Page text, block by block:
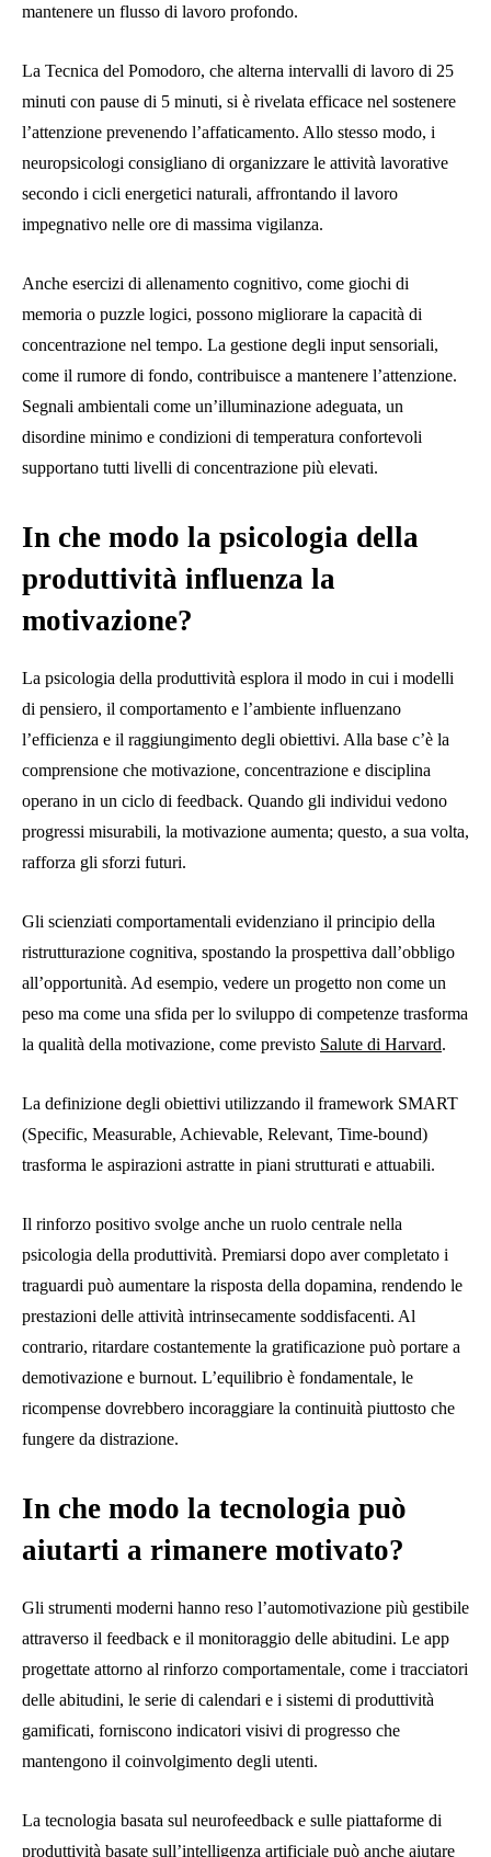
mantenere un flusso di lavoro profondo.
La Tecnica del Pomodoro, che alterna intervalli di lavoro di 25
minuti con pause di 5 minuti, si è rivelata efficace nel sostenere
l’attenzione prevenendo l’affaticamento. Allo stesso modo, i
neuropsicologi consigliano di organizzare le attività lavorative
secondo i cicli energetici naturali, affrontando il lavoro
impegnativo nelle ore di massima vigilanza.
Anche esercizi di allenamento cognitivo, come giochi di
memoria o puzzle logici, possono migliorare la capacità di
concentrazione nel tempo. La gestione degli input sensoriali,
come il rumore di fondo, contribuisce a mantenere l’attenzione.
Segnali ambientali come un’illuminazione adeguata, un
disordine minimo e condizioni di temperatura confortevoli
supportano tutti livelli di concentrazione più elevati.
In che modo la psicologia della
produttività influenza la
motivazione?
La psicologia della produttività esplora il modo in cui i modelli
di pensiero, il comportamento e l’ambiente influenzano
l’efficienza e il raggiungimento degli obiettivi. Alla base c’è la
comprensione che motivazione, concentrazione e disciplina
operano in un ciclo di feedback. Quando gli individui vedono
progressi misurabili, la motivazione aumenta; questo, a sua volta,
rafforza gli sforzi futuri.
Gli scienziati comportamentali evidenziano il principio della
ristrutturazione cognitiva, spostando la prospettiva dall’obbligo
all’opportunità. Ad esempio, vedere un progetto non come un
peso ma come una sfida per lo sviluppo di competenze trasforma
la qualità della motivazione, come previsto Salute di Harvard.
La definizione degli obiettivi utilizzando il framework SMART
(Specific, Measurable, Achievable, Relevant, Time-bound)
trasforma le aspirazioni astratte in piani strutturati e attuabili.
Il rinforzo positivo svolge anche un ruolo centrale nella
psicologia della produttività. Premiarsi dopo aver completato i
traguardi può aumentare la risposta della dopamina, rendendo le
prestazioni delle attività intrinsecamente soddisfacenti. Al
contrario, ritardare costantemente la gratificazione può portare a
demotivazione e burnout. L’equilibrio è fondamentale, le
ricompense dovrebbero incoraggiare la continuità piuttosto che
fungere da distrazione.
In che modo la tecnologia può
aiutarti a rimanere motivato?
Gli strumenti moderni hanno reso l’automotivazione più gestibile
attraverso il feedback e il monitoraggio delle abitudini. Le app
progettate attorno al rinforzo comportamentale, come i tracciatori
delle abitudini, le serie di calendari e i sistemi di produttività
gamificati, forniscono indicatori visivi di progresso che
mantengono il coinvolgimento degli utenti.
La tecnologia basata sul neurofeedback e sulle piattaforme di
produttività basate sull’intelligenza artificiale può anche aiutare